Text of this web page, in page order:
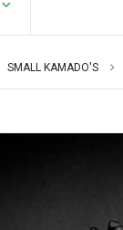
SMALL KAMADO'S